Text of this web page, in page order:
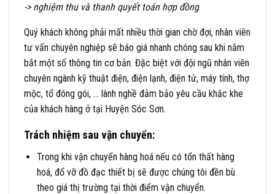
-> nghiệm thu và thanh quyết toán hợp đồng.
Quý khách không phải mất nhiều thời gian chờ đợi, nhân viên
tư vấn chuyên nghiệp sẽ báo giá nhanh chóng sau khi nắm
bắt một số thông tin cơ bản. Đặc biệt với đội ngũ nhân viên
chuyên ngành kỹ thuật điện, điện lạnh, điện tử, máy tính, thợ
mộc, tổ đóng gói, … lành nghề đảm bảo yêu cầu khắc khe
của khách hàng ở tại Huyện Sóc Sơn.
Trách nhiệm sau vận chuyển:
Trong khi vận chuyển hàng hoá nếu có tổn thất hàng
hoá, đổ vỡ đồ đạc thiết bị sẽ được chúng tôi đền bù
theo giá thị trường tại thời điểm vận chuyển.